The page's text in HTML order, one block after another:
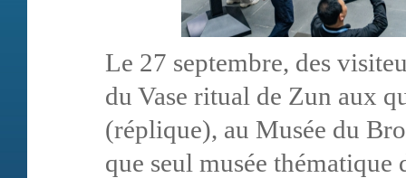
Le 27 septembre, des
du Vase ritual de Zun aux
(réplique), au Musée du
que seul musée